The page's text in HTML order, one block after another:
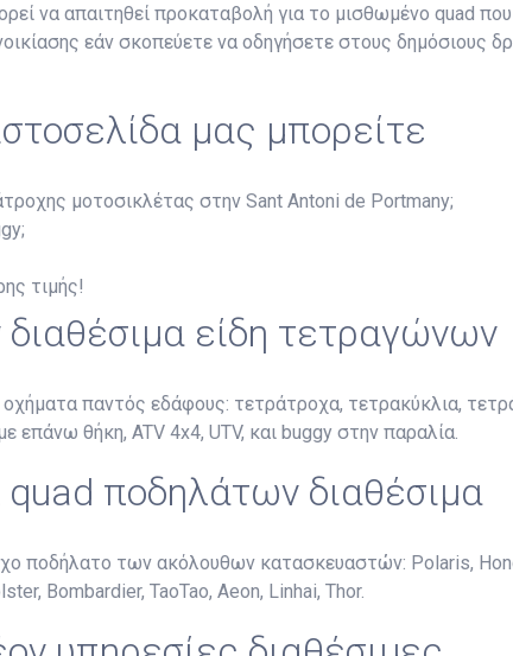
να απαιτηθεί προκαταβολή για το μισθωμένο quad
εάν σκοπεύετε να οδηγήσετε στους δημόσιους
μας μπορείτε
μοτοσικλέτας στην Sant Antoni de Portmany;
τιμής!
είδη τετραγώνων
παντός εδάφους: τετράτροχα, τετρακύκλια,
επάνω θήκη, ATV 4x4, UTV, και buggy στην παραλία.
ποδηλάτων διαθέσιμα
ποδήλατο των ακόλουθων κατασκευαστών: Polaris,
Bombardier, TaoTao, Aeon, Linhai, Thor.